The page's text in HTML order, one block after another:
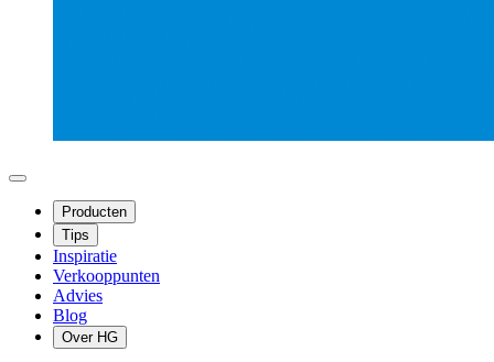
Producten
Tips
Inspiratie
Verkooppunten
Advies
Blog
Over HG